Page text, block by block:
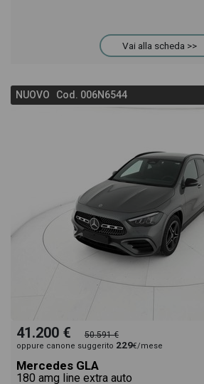
Vai alla scheda >>
NUOVO Cod. 006N6544
41.200 € 50.591 €
oppure canone suggerito 229€/mese
Mercedes GLA
180 amg line extra auto